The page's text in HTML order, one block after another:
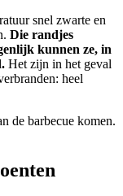
snel zwarte en
Die randjes
kunnen ze, in
Het zijn in het geval
heel
de barbecue komen.